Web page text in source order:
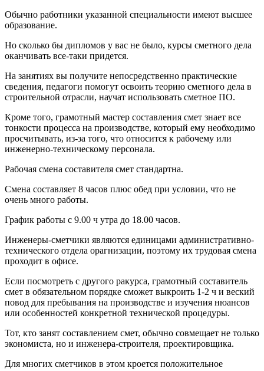
Обычно работники указанной специальности имеют высшее
образование.
Но сколько бы дипломов у вас не было, курсы сметного дела
оканчивать все-таки придется.
На занятиях вы получите непосредственно практические
сведения, педагоги помогут освоить теорию сметного дела в
строительной отрасли, научат использовать сметное ПО.
Кроме того, грамотный мастер составления смет знает все
тонкости процесса на производстве, который ему необходимо
просчитывать, из-за того, что относится к рабочему или
инженерно-техническому персонала.
Рабочая смена составителя смет стандартна.
Смена составляет 8 часов плюс обед при условии, что не
очень много работы.
График работы с 9.00 ч утра до 18.00 часов.
Инженеры-сметчики являются единицами административно-
технического отдела орагнизации, поэтому их трудовая смена
проходит в офисе.
Если посмотреть с другого ракурса, грамотный составитель
смет в обязательном порядке сможет выкроить 1-2 ч и веский
повод для пребывания на производстве и изучения нюансов
или особенностей конкретной технической процедуры.
Тот, кто занят составлением смет, обычно совмещает не только
экономиста, но и инженера-строителя, проектировщика.
Для многих сметчиков в этом кроется положительное